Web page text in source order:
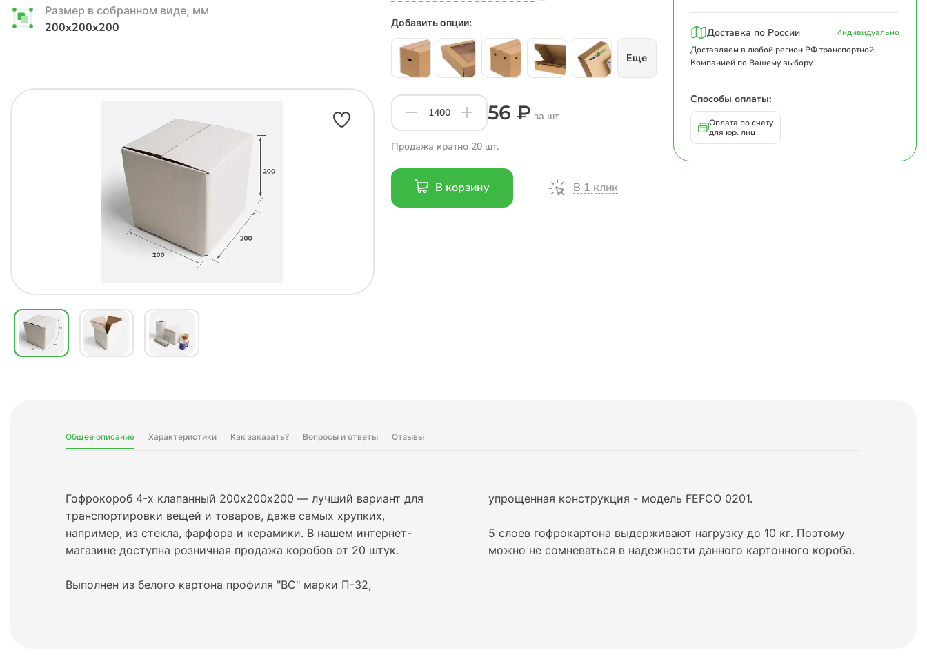
Размер в собранном виде, мм
200x200x200 Добавить опции:
Еще
56 ₽ за шт
Продажа кратно 20 шт.
В корзину В 1 клик
Доставка по России
Индивидуально
Доставляем в любой регион РФ транспортной
Компанией по Вашему выбору
Способы оплаты:
Оплата по счету
для юр. лиц
Общее описание Характеристики Как заказать? Вопросы и ответы Отзывы
Гофрокороб 4-х клапанный 200х200х200 — лучший вариант для
транспортировки вещей и товаров, даже самых хрупких,
например, из стекла, фарфора и керамики. В нашем интернет-
магазине доступна розничная продажа коробов от 20 штук.
Выполнен из белого картона профиля "ВC" марки П-32,
упрощенная конструкция - модель FEFCO 0201.
5 слоев гофрокартона выдерживают нагрузку до 10 кг. Поэтому
можно не сомневаться в надежности данного картонного короба.